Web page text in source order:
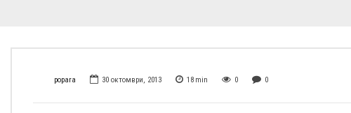
popara 30 октомври, 2013 18 min 0 0